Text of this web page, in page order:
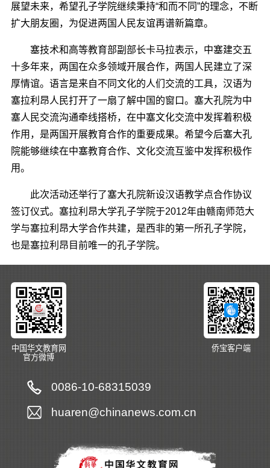
展望未来，希望孔子学院继续秉持“和而不同”的理念，不断
扩大朋友圈，为促进两国人民友谊再谱新篇章。
塞技术和高等教育部副部长卡马拉表示，中塞建交五
十多年来，两国在众多领域开展合作，两国人民建立了深
厚情谊。语言是来自不同文化的人们交流的工具，汉语为
塞拉利昂人民打开了一扇了解中国的窗口。塞大孔院为中
塞人民交流沟通牵线搭桥，在中塞文化交流中发挥着积极
作用，是两国开展教育合作的重要成果。希望今后塞大孔
院能够继续在中塞教育合作、文化交流互鉴中发挥积极作
用。
此次活动还举行了塞大孔院新设汉语教学点合作协议
签订仪式。塞拉利昂大学孔子学院于2012年由赣南师范大
学与塞拉利昂大学合作共建，是西非的第一所孔子学院，
也是塞拉利昂目前唯一的孔子学院。
中国华文教育网
官方微博
侨宝客户端
0086-10-68315039
huaren@chinanews.com.cn